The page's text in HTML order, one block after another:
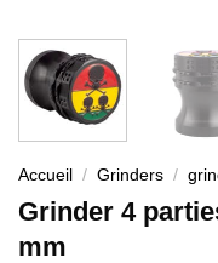
Accueil / Grinders /
Grinder 4
mm